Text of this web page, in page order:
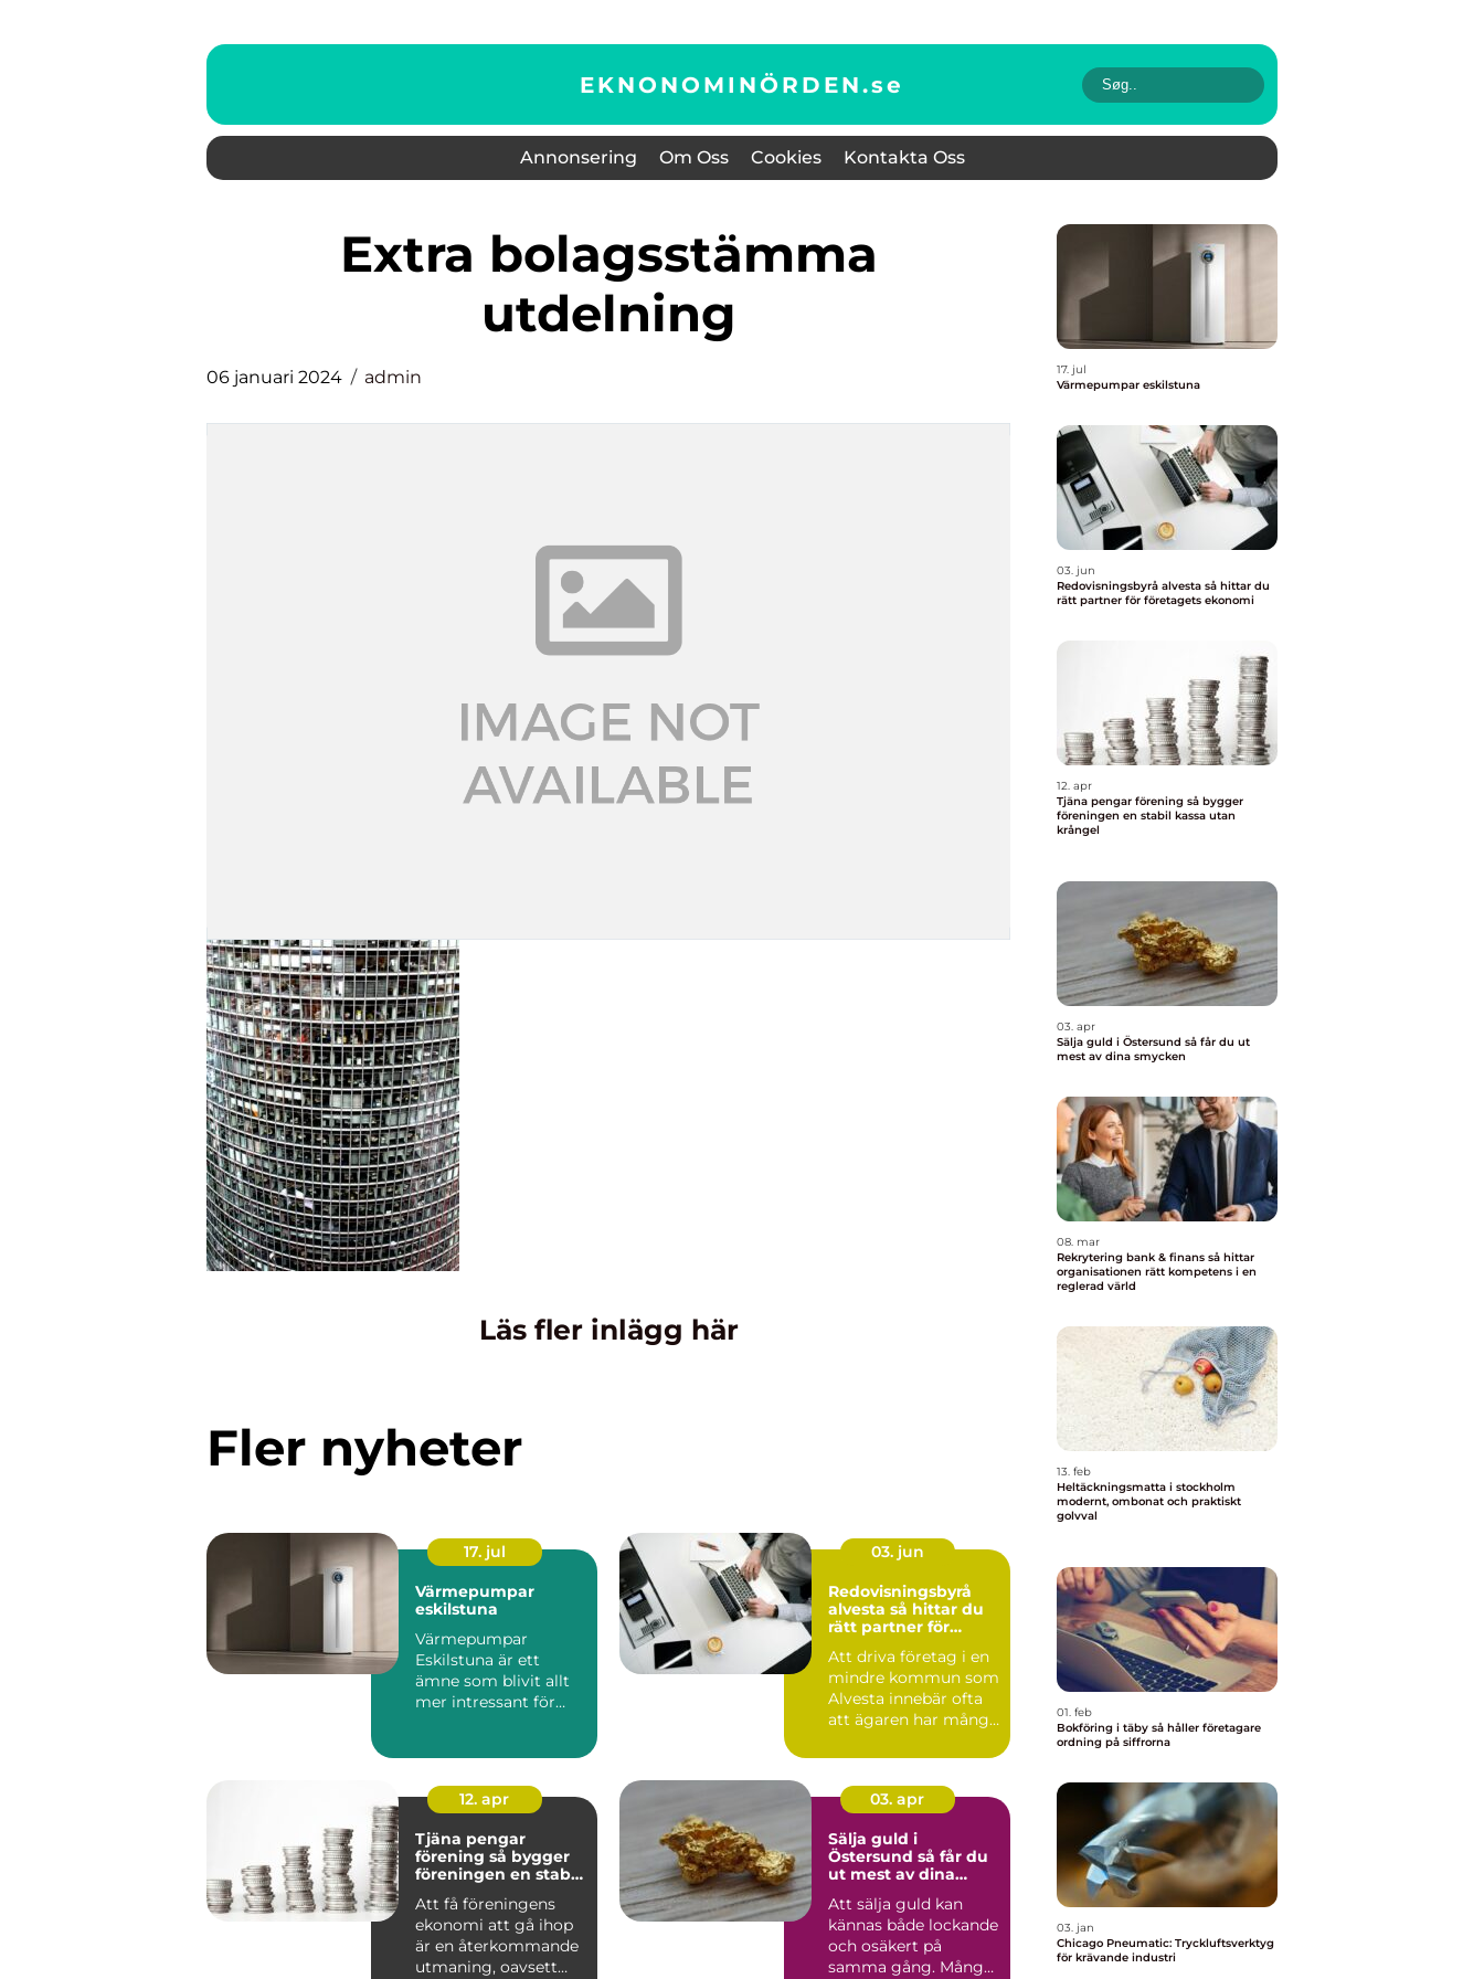
EKNONOMINÖRDEN.se
Annonsering Om Oss Cookies Kontakta Oss
extra bolagsstämma
utdelning
06 januari 2024 admin
Läs fler inlägg här
Fler nyheter
17. jul
Värmepumpar
eskilstuna
Värmepumpar
Eskilstuna är ett
ämne som blivit allt
mer intressant för
03. jun
Redovisningsbyrå
alvesta så hittar du
rätt partner för
Att driva företag i en
mindre kommun som
Alvesta innebär ofta
att ägaren har många
12. apr
Tjäna pengar
förening så bygger
föreningen en stabil
Att få föreningens
ekonomi att gå ihop
är en återkommande
utmaning, oavsett
03. apr
Sälja guld i
Östersund så får du
ut mest av dina
Att sälja guld kan
kännas både lockande
och osäkert på
samma gång. Många
17. jul
Värmepumpar eskilstuna
03. jun
Redovisningsbyrå alvesta så hittar du
rätt partner för företagets ekonomi
12. apr
Tjäna pengar förening så bygger
föreningen en stabil kassa utan
krångel
03. apr
Sälja guld i Östersund så får du ut
mest av dina smycken
08. mar
Rekrytering bank & finans så hittar
organisationen rätt kompetens i en
reglerad värld
13. feb
Heltäckningsmatta i stockholm
modernt, ombonat och praktiskt
golvval
01. feb
Bokföring i täby så håller företagare
ordning på siffrorna
03. jan
Chicago Pneumatic: Tryckluftsverktyg
för krävande industri